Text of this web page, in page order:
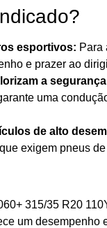
esportivos: Para
e prazer ao
a
uma
de alto
exigem pneus
315/35 R20
um desempenho